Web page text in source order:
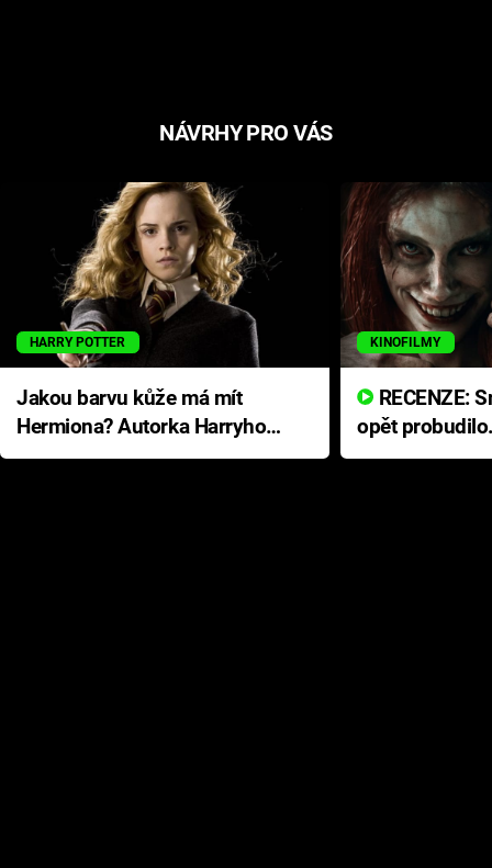
NÁVRHY PRO VÁS
HARRY POTTER
Jakou barvu kůže má mít
Hermiona? Autorka Harryho
Pottera přišla s ráznou
KINOFILMY
opět
přichází s